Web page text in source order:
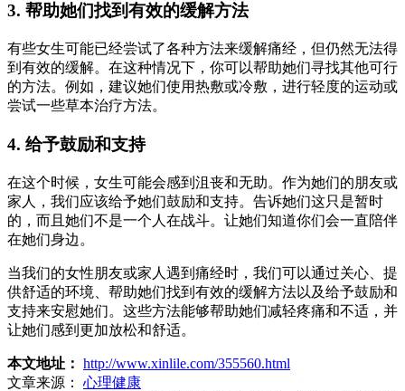
3. 帮助她们找到有效的缓解方法
有些女生可能已经尝试了各种方法来缓解痛经，但仍然无法得
到有效的缓解。在这种情况下，你可以帮助她们寻找其他可行
的方法。例如，建议她们使用热敷或冷敷，进行轻度的运动或
尝试一些草本治疗方法。
4. 给予鼓励和支持
在这个时候，女生可能会感到沮丧和无助。作为她们的朋友或
家人，我们应该给予她们鼓励和支持。告诉她们这只是暂时
的，而且她们不是一个人在战斗。让她们知道你们会一直陪伴
在她们身边。
当我们的女性朋友或家人遇到痛经时，我们可以通过关心、提
供舒适的环境、帮助她们找到有效的缓解方法以及给予鼓励和
支持来安慰她们。这些方法能够帮助她们减轻疼痛和不适，并
让她们感到更加放松和舒适。
本文地址： http://www.xinlile.com/355560.html
文章来源：
心理健康